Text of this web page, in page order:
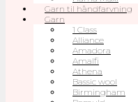
Garn til håndfarvning
Garn
1 Class
Alliance
Amadora
Amalfi
Athena
Bassic wool
Birmingham